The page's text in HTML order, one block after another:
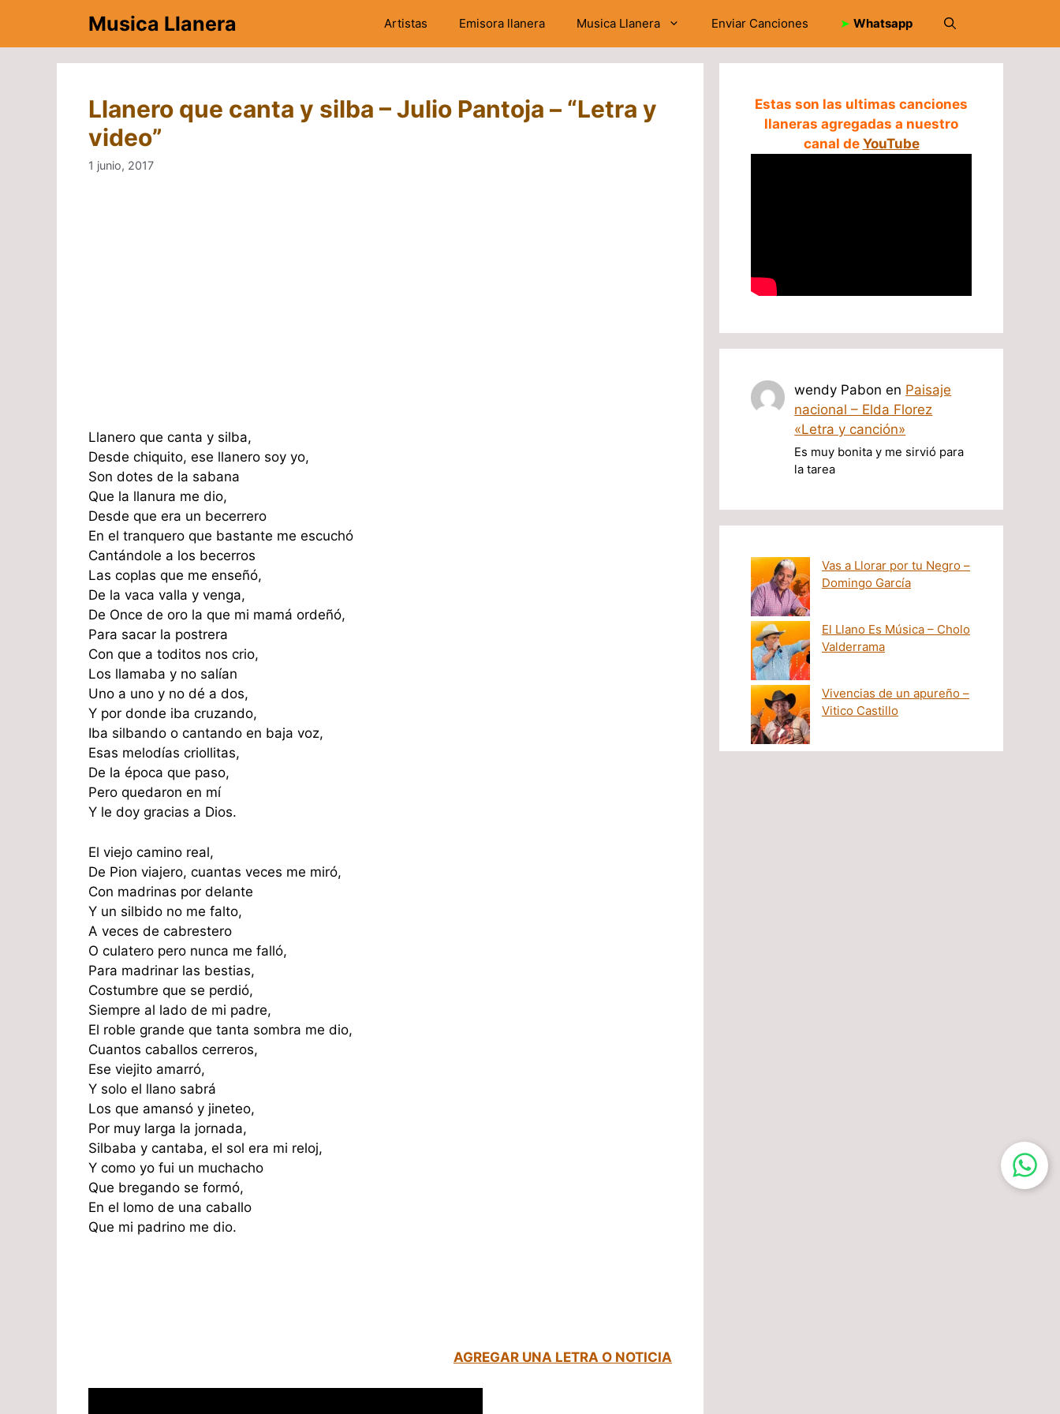
contenido
Musica Llanera Artistas Emisora llanera Musica Llanera Enviar Canciones ➤ Whatsapp
Llanero que canta y silba – Julio Pantoja – “Letra y
video”
1 junio, 2017
Llanero que canta y silba,
Desde chiquito, ese llanero soy yo,
Son dotes de la sabana
Que la llanura me dio,
Desde que era un becerrero
En el tranquero que bastante me escuchó
Cantándole a los becerros
Las coplas que me enseñó,
De la vaca valla y venga,
De Once de oro la que mi mamá ordeñó,
Para sacar la postrera
Con que a toditos nos crio,
Los llamaba y no salían
Uno a uno y no dé a dos,
Y por donde iba cruzando,
Iba silbando o cantando en baja voz,
Esas melodías criollitas,
De la época que paso,
Pero quedaron en mí
Y le doy gracias a Dios.
El viejo camino real,
De Pion viajero, cuantas veces me miró,
Con madrinas por delante
Y un silbido no me falto,
A veces de cabrestero
O culatero pero nunca me falló,
Para madrinar las bestias,
Costumbre que se perdió,
Siempre al lado de mi padre,
El roble grande que tanta sombra me dio,
Cuantos caballos cerreros,
Ese viejito amarró,
Y solo el llano sabrá
Los que amansó y jineteo,
Por muy larga la jornada,
Silbaba y cantaba, el sol era mi reloj,
Y como yo fui un muchacho
Que bregando se formó,
En el lomo de una caballo
Que mi padrino me dio.
AGREGAR UNA LETRA O NOTICIA
Estas son las ultimas canciones
llaneras agregadas a nuestro
canal de YouTube
wendy Pabon en Paisaje
nacional – Elda Florez
«Letra y canción»
Es muy bonita y me sirvió para
la tarea
Vas a Llorar por tu Negro –
Domingo García
El Llano Es Música – Cholo
Valderrama
Vivencias de un apureño –
Vitico Castillo